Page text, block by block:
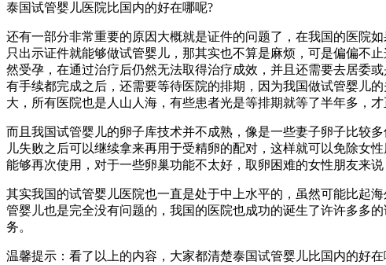
泰国试管婴儿医院比国内的好在哪呢?
还有一部分非常重要的原因大概就是证件的问题了，在我国的医院
只出示证件就能够做试管婴儿，那其实也不算是麻烦，可是偏偏不
然受孕，在通过治疗后仍然无法取得治疗成效，并且还需要去居委
有手续都完成之后，还需要等待医院的排期，因为我国做试管婴儿
大，所有医院也是人山人海，有些患者光是等排期就等了半年多，才
而且我国试管婴儿的卵子库技术并不成熟，像是一些妻子卵子比较
儿失败之后可以继续拿来再用于受精卵的配对，这样就可以免除女
能够再次使用，对于一些卵巢功能不太好，取卵困难的女性朋友来
其实我国的试管婴儿医院也一直是处于中上水平的，虽然可能比起
管婴儿也是完全没有问题的，我国的医院也成功的诞生了许许多多
务。
温馨提示：看了以上的内容，大家都清楚泰国试管婴儿比国内的好